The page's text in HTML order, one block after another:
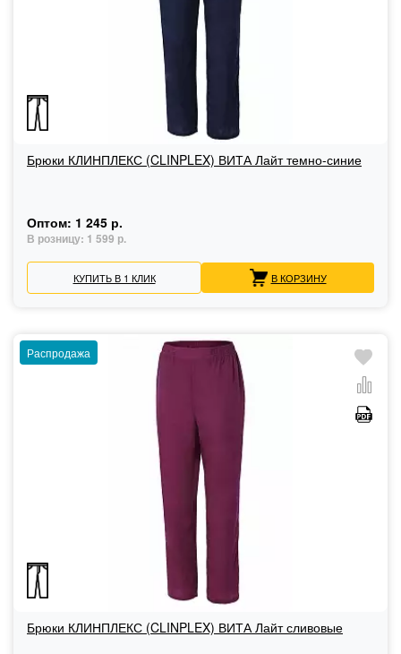
Брюки КЛИНПЛЕКС (CLINPLEX) ВИТА Лайт темно-синие
Оптом: 1 245 р.
В розницу: 1 599 р.
КУПИТЬ В 1 КЛИК В КОРЗИНУ
Распродажа
Брюки КЛИНПЛЕКС (CLINPLEX) ВИТА Лайт сливовые